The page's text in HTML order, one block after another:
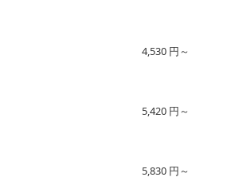
4,530 円～
5,420 円～
5,830 円～